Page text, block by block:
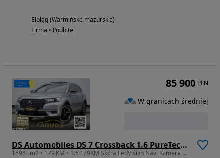
Elbląg (Warmińsko-mazurskie)
Firma • Podbite
DS Automobiles DS 7 Crossback 1.6 PureTech Performance Line +
1598 cm3 • 179 KM • 1.6 179KM Skóra LedVision Navi Kamera Panorama HAK ACC ARKOS
85 900 PLN
W granicach średniej